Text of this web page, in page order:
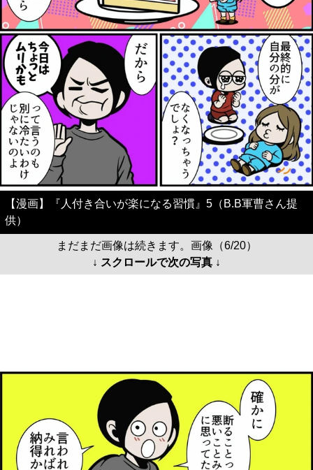
【漫画】『人付き合いが楽になる習慣』5（B.B軍曹さん提
供）
まだまだ画像は続きます。画像（6/20）
↓ スクロールで次の写真 ↓